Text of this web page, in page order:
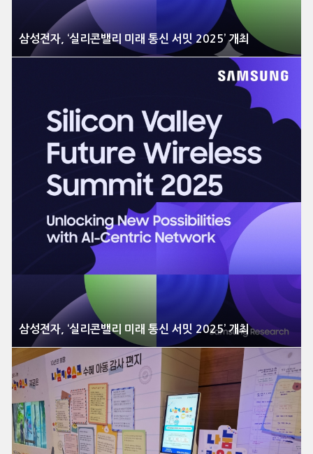
삼성전자, ‘실리콘밸리 미래 통신 서밋 2025’ 개최
삼성전자, ‘실리콘밸리 미래 통신 서밋 2025’ 개최